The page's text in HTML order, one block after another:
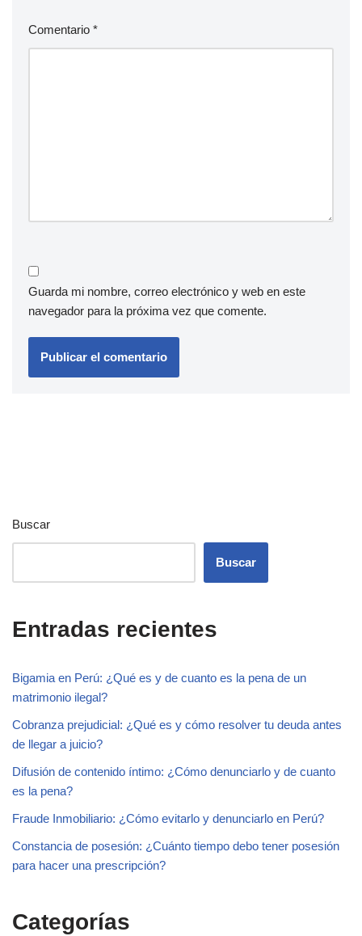
Comentario *
Guarda mi nombre, correo electrónico y web en este
navegador para la próxima vez que comente.
Buscar
Buscar
Entradas recientes
Bigamia en Perú: ¿Qué es y de cuanto es la pena de un
matrimonio ilegal?
Cobranza prejudicial: ¿Qué es y cómo resolver tu deuda antes
de llegar a juicio?
Difusión de contenido íntimo: ¿Cómo denunciarlo y de cuanto
es la pena?
Fraude Inmobiliario: ¿Cómo evitarlo y denunciarlo en Perú?
Constancia de posesión: ¿Cuánto tiempo debo tener posesión
para hacer una prescripción?
Categorías